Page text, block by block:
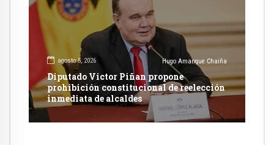
agosto 5, 2026 Hugo Amanque Chaiña
Diputado Victor Piñan propone
prohibición constitucional de reelección
inmediata de alcaldes